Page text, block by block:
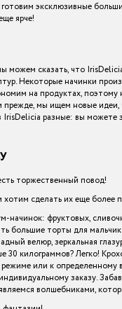
эксклюзивные
ярче!
можем сказать, что
Некоторые начинки
на продуктах,
мы ищем новые идеи,
разные: вы
торжественный повод!
сделать их еще более
начинок: фруктовых,
большие торты для
велюр, зеркальная
килограммов? Легко!
или к
заказу.
волшебниками,